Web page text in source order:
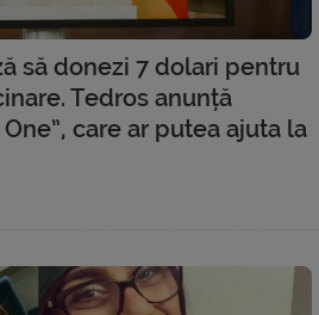
să donezi 7 dolari pentru
Tedros anunță
care ar putea ajuta la